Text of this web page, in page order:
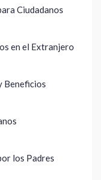
Ciudadanos
en el Extranjero
Beneficios
los Padres